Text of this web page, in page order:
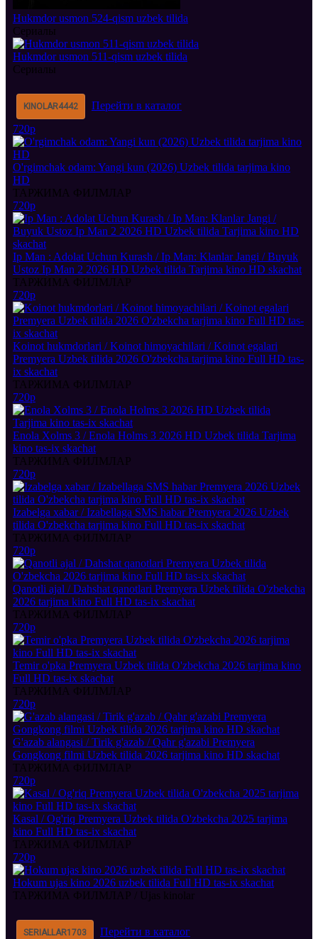
Hukmdor usmon 524-qism uzbek tilida
Сериалы
Hukmdor usmon 511-qism uzbek tilida
Сериалы
KINOLAR4442
Перейти в каталог
720p
O'rgimchak odam: Yangi kun (2026) Uzbek tilida tarjima kino
HD
ТАРЖИМА ФИЛМЛАР
720p
Ip Man : Adolat Uchun Kurash / Ip Man: Klanlar Jangi / Buyuk
Ustoz Ip Man 2 2026 HD Uzbek tilida Tarjima kino HD skachat
ТАРЖИМА ФИЛМЛАР
720p
Koinot hukmdorlari / Koinot himoyachilari / Koinot egalari
Premyera Uzbek tilida 2026 O'zbekcha tarjima kino Full HD tas-
ix skachat
ТАРЖИМА ФИЛМЛАР
720p
Enola Xolms 3 / Enola Holms 3 2026 HD Uzbek tilida Tarjima
kino tas-ix skachat
ТАРЖИМА ФИЛМЛАР
720p
Izabelga xabar / Izabellaga SMS habar Premyera 2026 Uzbek
tilida O'zbekcha tarjima kino Full HD tas-ix skachat
ТАРЖИМА ФИЛМЛАР
720p
Qanotli ajal / Dahshat qanotlari Premyera Uzbek tilida O'zbekcha
2026 tarjima kino Full HD tas-ix skachat
ТАРЖИМА ФИЛМЛАР
720p
Temir o'pka Premyera Uzbek tilida O'zbekcha 2026 tarjima kino
Full HD tas-ix skachat
ТАРЖИМА ФИЛМЛАР
720p
G'azab alangasi / Tirik g'azab / Qahr g'azabi Premyera
Gongkong filmi Uzbek tilida 2026 tarjima kino HD skachat
ТАРЖИМА ФИЛМЛАР
720p
Kasal / Og'riq Premyera Uzbek tilida O'zbekcha 2025 tarjima
kino Full HD tas-ix skachat
ТАРЖИМА ФИЛМЛАР
720p
Hokum ujas kino 2026 uzbek tilida Full HD tas-ix skachat
ТАРЖИМА ФИЛМЛАР / Ujas kinolar
SERIALLAR1703 Перейти в каталог